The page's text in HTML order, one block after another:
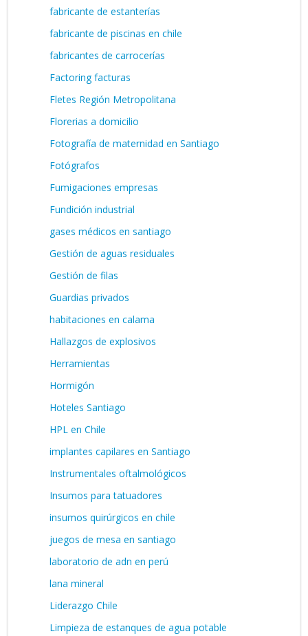
fabricante de estanterías
fabricante de piscinas en chile
fabricantes de carrocerías
Factoring facturas
Fletes Región Metropolitana
Florerias a domicilio
Fotografía de maternidad en Santiago
Fotógrafos
Fumigaciones empresas
Fundición industrial
gases médicos en santiago
Gestión de aguas residuales
Gestión de filas
Guardias privados
habitaciones en calama
Hallazgos de explosivos
Herramientas
Hormigón
Hoteles Santiago
HPL en Chile
implantes capilares en Santiago
Instrumentales oftalmológicos
Insumos para tatuadores
insumos quirúrgicos en chile
juegos de mesa en santiago
laboratorio de adn en perú
lana mineral
Liderazgo Chile
Limpieza de estanques de agua potable